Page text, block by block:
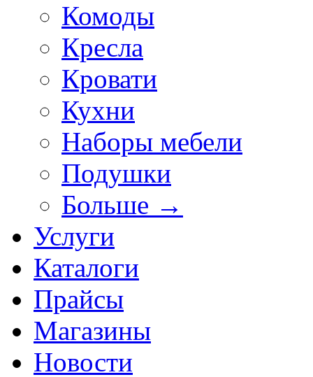
Комоды
Кресла
Кровати
Кухни
Наборы мебели
Подушки
Больше →
Услуги
Каталоги
Прайсы
Магазины
Новости